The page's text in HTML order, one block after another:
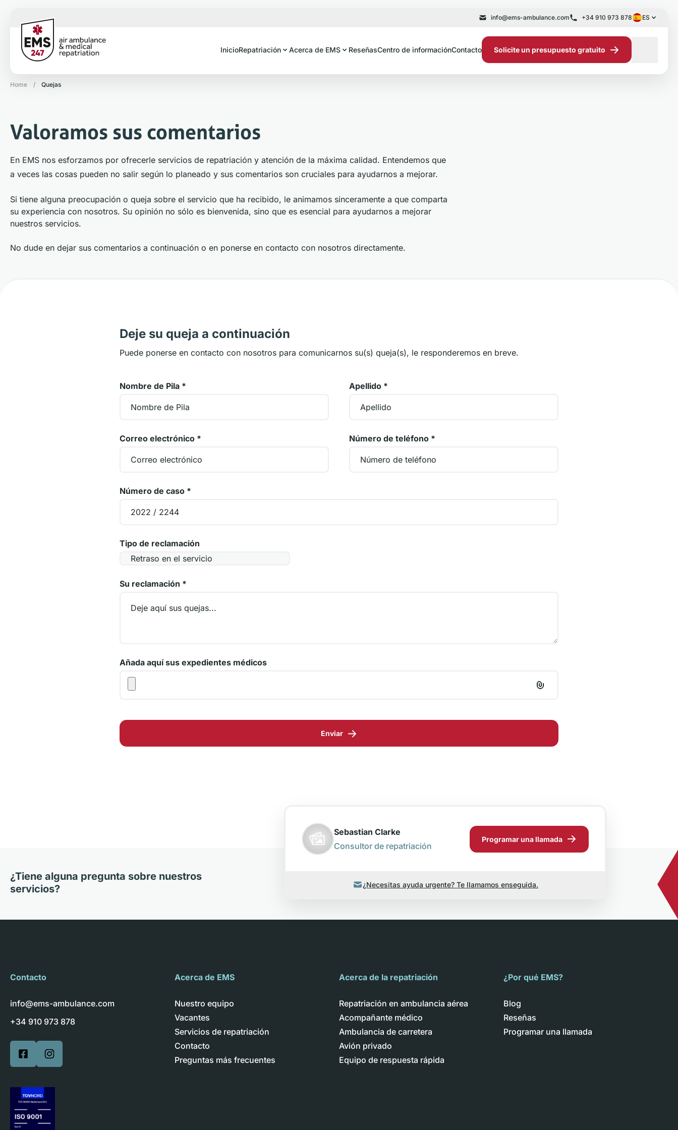
info@ems-ambulance.com +34 910 973 878 ES
InicioRepatriación Acerca de EMS ReseñasCentro de informaciónContacto Solicite un presupuesto gratuito
Home / Quejas
Valoramos sus comentarios
En EMS nos esforzamos por ofrecerle servicios de repatriación y atención de la máxima calidad. Entendemos que
a veces las cosas pueden no salir según lo planeado y sus comentarios son cruciales para ayudarnos a mejorar.
Si tiene alguna preocupación o queja sobre el servicio que ha recibido, le animamos sinceramente a que comparta
su experiencia con nosotros. Su opinión no sólo es bienvenida, sino que es esencial para ayudarnos a mejorar
nuestros servicios.
No dude en dejar sus comentarios a continuación o en ponerse en contacto con nosotros directamente.
Deje su queja a continuación
Puede ponerse en contacto con nosotros para comunicarnos su(s) queja(s), le responderemos en breve.
Nombre de Pila * Apellido *
Correo electrónico * Número de teléfono *
Número de caso *
Tipo de reclamación
Su reclamación *
Añada aquí sus expedientes médicos
Enviar
¿Tiene alguna pregunta sobre nuestros
servicios?
Sebastian Clarke
Consultor de repatriación
Programar una llamada
¿Necesitas ayuda urgente? Te llamamos enseguida.
Contacto
info@ems-ambulance.com
+34 910 973 878
Acerca de EMS
Nuestro equipo
Vacantes
Servicios de repatriación
Contacto
Preguntas más frecuentes
Acerca de la repatriación
Repatriación en ambulancia aérea
Acompañante médico
Ambulancia de carretera
Avión privado
Equipo de respuesta rápida
¿Por qué EMS?
Blog
Reseñas
Programar una llamada